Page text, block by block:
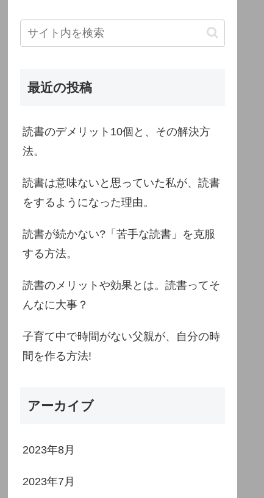
最近の投稿
読書のデメリット10個と、その解決方
法。
読書は意味ないと思っていた私が、読書
をするようになった理由。
読書が続かない?「苦手な読書」を克服
する方法。
読書のメリットや効果とは。読書ってそ
んなに大事？
子育て中で時間がない父親が、自分の時
間を作る方法!
アーカイブ
2023年8月
2023年7月